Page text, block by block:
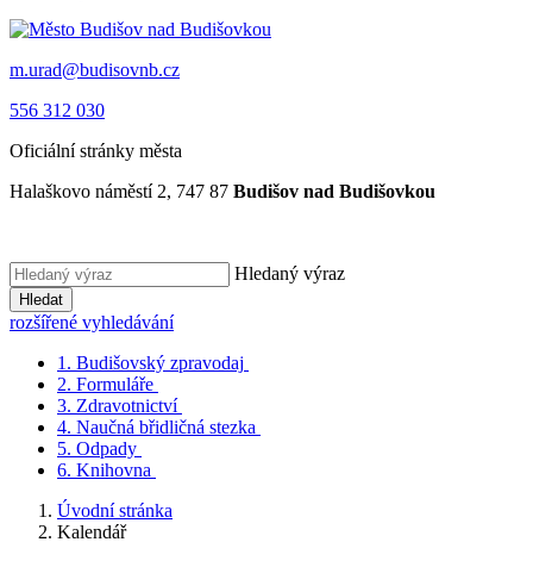
m.urad@budisovnb.cz
556 312 030
Oficiální stránky města
Halaškovo náměstí 2, 747 87 Budišov nad Budišovkou
Hledaný výraz
Hledat
rozšířené vyhledávání
1. Budišovský zpravodaj
2. Formuláře
3. Zdravotnictví
4. Naučná břidličná stezka
5. Odpady
6. Knihovna
Úvodní stránka
Kalendář